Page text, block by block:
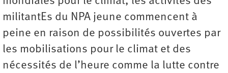
militantEs du NPA jeune commencent à
peine en raison de possibilités ouvertes par
les mobilisations pour le climat et des
nécessités de l’heure comme la lutte contre